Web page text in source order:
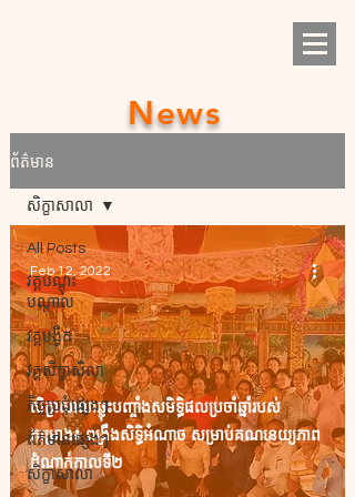
News
ព័ត៌មាន
All Posts
វគ្គបណ្តុះ
បណ្ដាល
វគ្គបង្វឹក
វគ្គសិក្ខាសិលា
កិច្ចប្រជុំផ្សេងៗ
ព័ត៌មានផ្សេងៗ
សិក្ខាសាលា
សិក្ខាសាលា
សិក្ខាសាលាឆ្លុះបញ្ចាំងសមិទ្ធិផលប្រចាំឆ្នាំរបស់
គម្រោង៖ ពង្រឹងសិទ្ធិអំណាច សម្រាប់គណនេយ្យភាព
ដំណាក់កាលទី២
Feb 12, 2022